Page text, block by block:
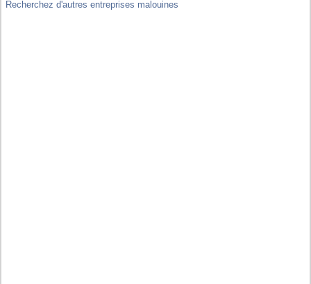
Recherchez d'autres entreprises malouines